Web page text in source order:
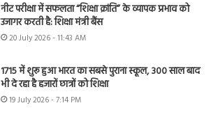
नीट परीक्षा में सफलता “शिक्षा क्रांति” के व्यापक प्रभाव को
उजागर करती है: शिक्षा मंत्री बैंस
20 July 2026 - 11:43 AM
1715 में शुरू हुआ भारत का सबसे पुराना स्कूल, 300 साल बाद
भी दे रहा है हजारों छात्रों को शिक्षा
19 July 2026 - 7:14 PM